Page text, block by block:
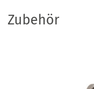
Zubehör